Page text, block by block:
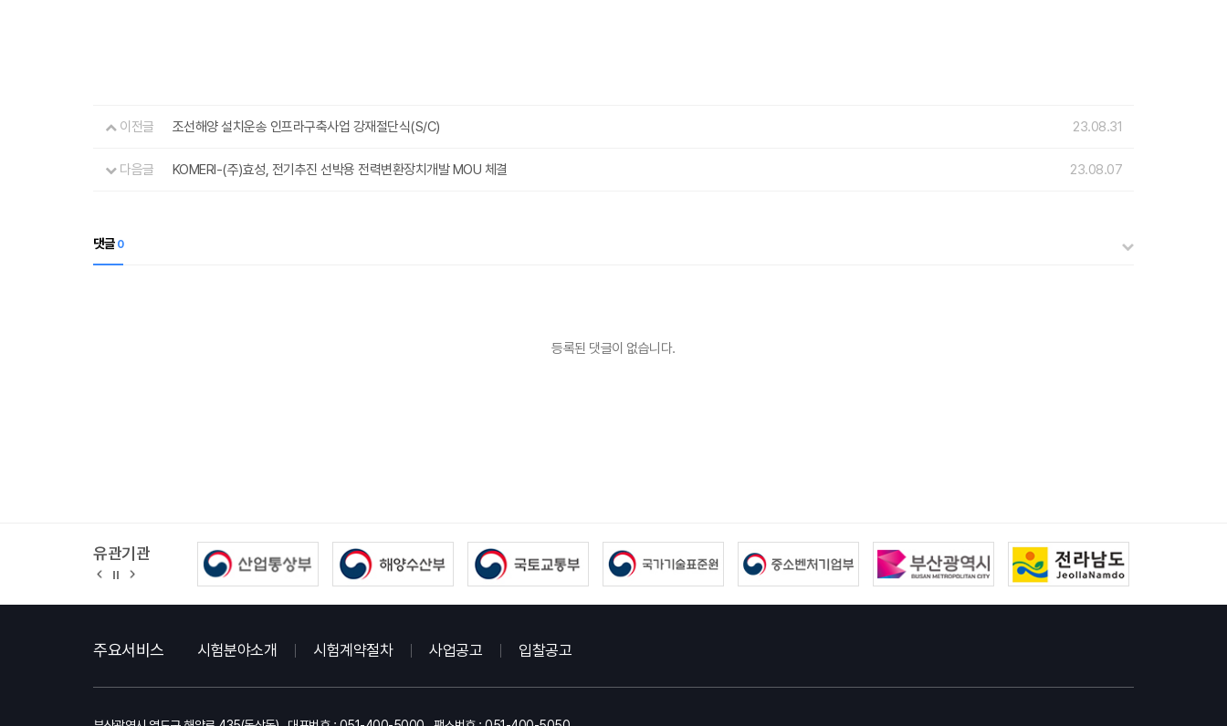
이전글 조선해양 설치운송 인프라구축사업 강재절단식(S/C) 23.08.31
다음글 KOMERI-(주)효성, 전기추진 선박용 전력변환장치개발 MOU 체결 23.08.07
댓글0
등록된 댓글이 없습니다.
유관기관
지
주요서비스 시험분야소개 시험계약절차 사업공고 입찰공고